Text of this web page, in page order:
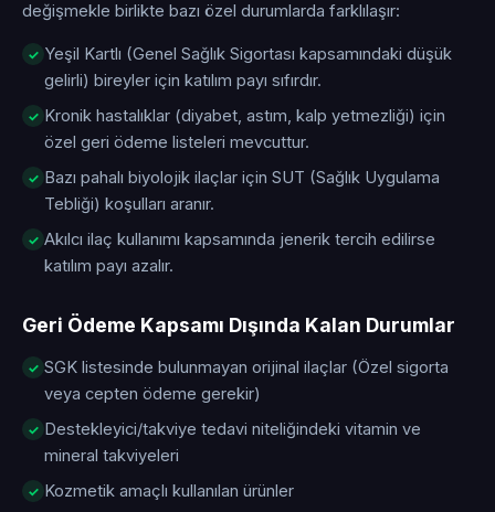
değişmekle birlikte bazı özel durumlarda farklılaşır:
Yeşil Kartlı (Genel Sağlık Sigortası kapsamındaki düşük
gelirli) bireyler için katılım payı sıfırdır.
Kronik hastalıklar (diyabet, astım, kalp yetmezliği) için
özel geri ödeme listeleri mevcuttur.
Bazı pahalı biyolojik ilaçlar için SUT (Sağlık Uygulama
Tebliği) koşulları aranır.
Akılcı ilaç kullanımı kapsamında jenerik tercih edilirse
katılım payı azalır.
Geri Ödeme Kapsamı Dışında Kalan Durumlar
SGK listesinde bulunmayan orijinal ilaçlar (Özel sigorta
veya cepten ödeme gerekir)
Destekleyici/takviye tedavi niteliğindeki vitamin ve
mineral takviyeleri
Kozmetik amaçlı kullanılan ürünler